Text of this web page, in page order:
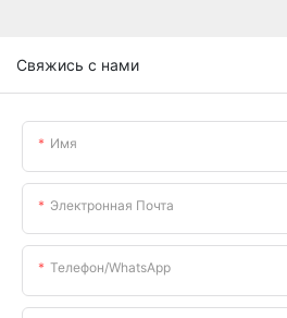
Свяжись с нами
Имя
Электронная Почта
Телефон/WhatsApp